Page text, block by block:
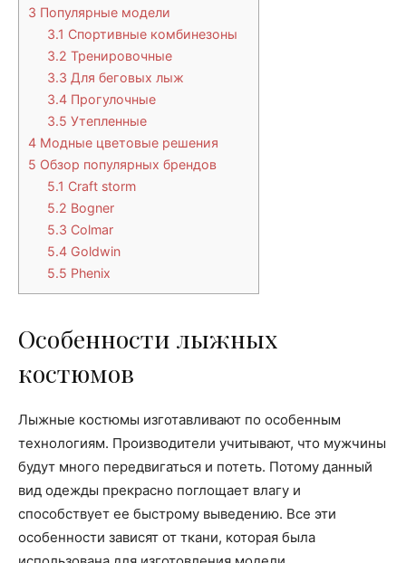
3 Популярные модели
3.1 Спортивные комбинезоны
3.2 Тренировочные
3.3 Для беговых лыж
3.4 Прогулочные
3.5 Утепленные
4 Модные цветовые решения
5 Обзор популярных брендов
5.1 Craft storm
5.2 Bogner
5.3 Colmar
5.4 Goldwin
5.5 Phenix
Особенности лыжных
костюмов
Лыжные костюмы изготавливают по особенным
технологиям. Производители учитывают, что мужчины
будут много передвигаться и потеть. Потому данный
вид одежды прекрасно поглощает влагу и
способствует ее быстрому выведению. Все эти
особенности зависят от ткани, которая была